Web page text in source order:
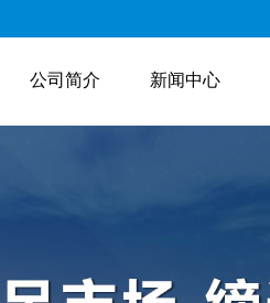
公司简介 新闻中心